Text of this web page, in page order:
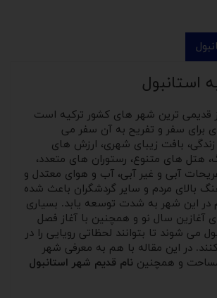
استانبول
قدیمی ترین شهر های کشور ترکیه است
برای سفر و تفریح به آن سفر می
بافت زیبای شهری، ارزش های
هتل های متنوع، رستوران های متعدد،
آبی و غیر آبی، آب و هوای معتدل و
بالای مردم و سایر گردشگران باعث شده
در این شهر به شدت توسعه یابد. بسیاری
آغازین سال نو و همچنین با آغاز فصل
می شوند تا بتوانند لحظاتی رویایی را در
در این مقاله با هم به معرفی شهر
و همچنین نام قدیم شهر استانبول